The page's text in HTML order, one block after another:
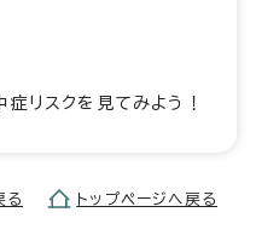
リスクを見てみよう！
る トップページへ戻る